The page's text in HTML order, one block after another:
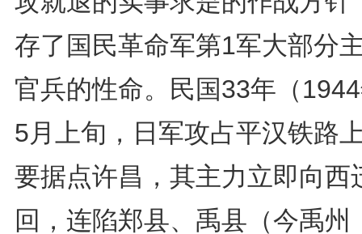
存了国民革命军第1军大部分
官兵的性命。民国33年（
5月上旬，日军攻占平汉铁路
要据点许昌，其主力立即向西
回，连陷郑县、禹县（今禹州